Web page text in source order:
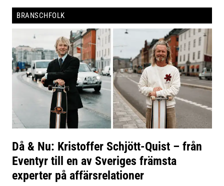
BRANSCHFOLK
Då & Nu: Kristoffer Schjött-Quist – från
Eventyr till en av Sveriges främsta
experter på affärsrelationer